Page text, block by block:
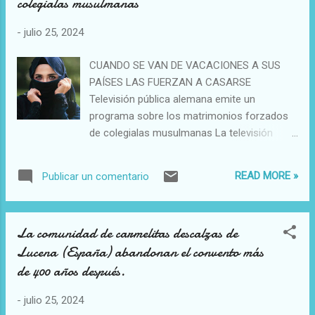
- julio 25, 2024
CUANDO SE VAN DE VACACIONES A SUS
PAÍSES LAS FUERZAN A CASARSE
Televisión pública alemana emite un
programa sobre los matrimonios forzados
de colegialas musulmanas La televisión
forzados de colegialas musulmanas que se
van de vacaciones desde Alemania al país
(Kath/infoCatólica) Uno de los casos es el
de una bachiller palestina que es obligada a
casarse con su propio primo durante unas
Publicar un comentario READ MORE »
La comunidad de carmelitas descalzas de
Lucena (España) abandonan el convento más
de 400 años después.
- julio 25, 2024